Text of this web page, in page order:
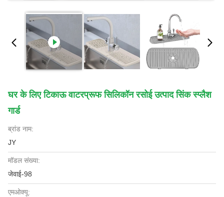
घर के लिए टिकाऊ वाटरप्रूफ सिलिकॉन रसोई उत्पाद सिंक स्प्लैश
गार्ड
ब्रांड नाम:
JY
मॉडल संख्या:
जेवाई-98
एमओक्यू: